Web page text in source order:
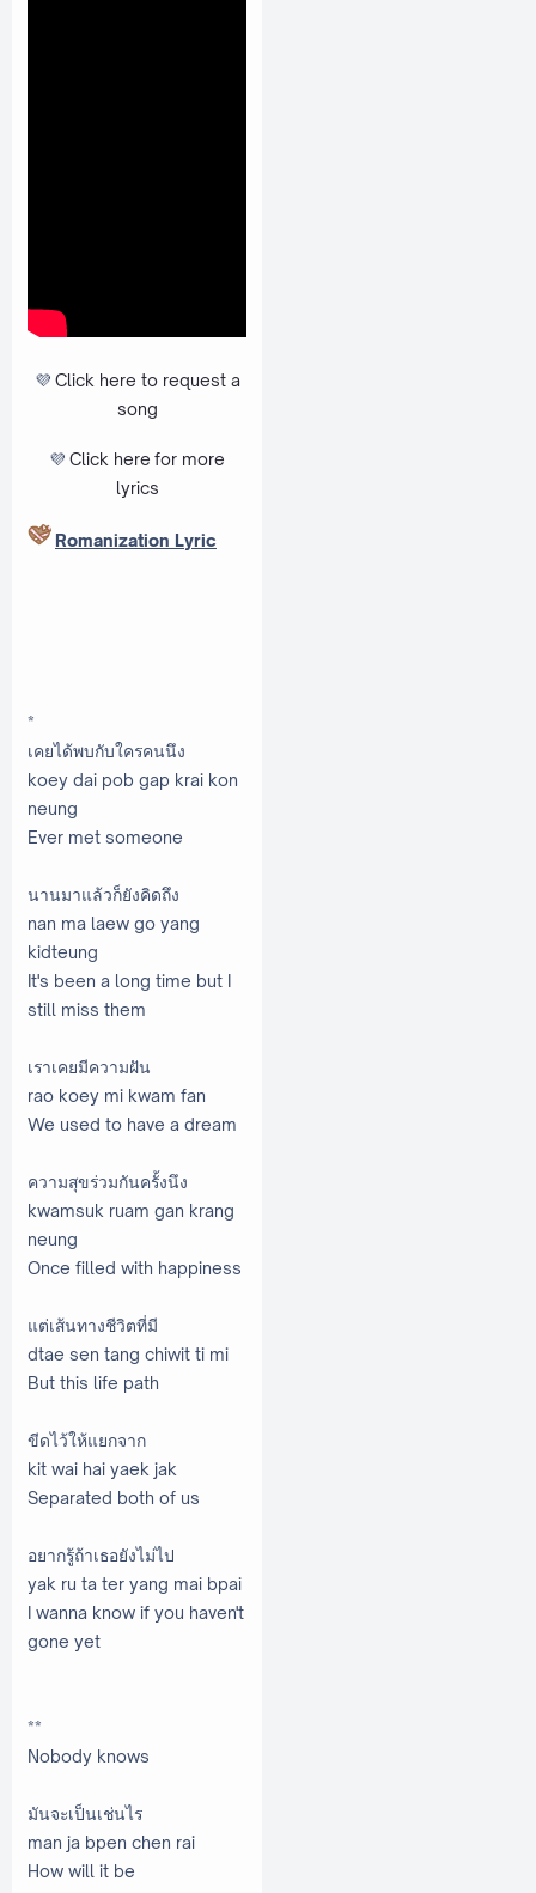
💜 Click here to request a
song
💜 Click here for more
lyrics
Romanization Lyric
*
เคยได้พบกับใครคนนึง
koey dai pob gap krai kon
neung
Ever met someone
นานมาแล้วก็ยังคิดถึง
nan ma laew go yang
kidteung
It's been a long time but I
still miss them
เราเคยมีความฝัน
rao koey mi kwam fan
We used to have a dream
ความสุขร่วมกันครั้งนึง
kwamsuk ruam gan krang
neung
Once filled with happiness
แต่เส้นทางชีวิตที่มี
dtae sen tang chiwit ti mi
But this life path
ขีดไว้ให้แยกจาก
kit wai hai yaek jak
Separated both of us
อยากรู้ถ้าเธอยังไม่ไป
yak ru ta ter yang mai bpai
I wanna know if you haven't
gone yet
**
Nobody knows
มันจะเป็นเช่นไร
man ja bpen chen rai
How will it be